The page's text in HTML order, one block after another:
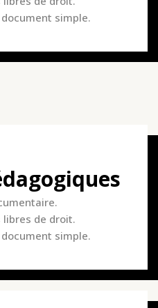
simple.
libres de droit.
simple.